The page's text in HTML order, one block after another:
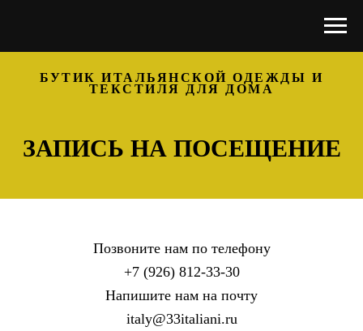
БУТИК ИТАЛЬЯНСКОЙ ОДЕЖДЫ И
ТЕКСТИЛЯ ДЛЯ ДОМА
ЗАПИСЬ НА ПОСЕЩЕНИЕ
Позвоните нам по телефону
+7 (926) 812-33-30
Напишите нам на почту
italy@33italiani.ru